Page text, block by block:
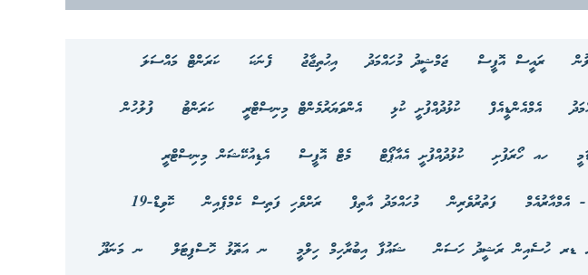
ރައީސް އޮފީސް ޖަމްޝީދު މުހައްމަދު އިޙުތިޖާޖު ފެނަކަ
ކަރަންޓް މައްސަލަ
އެމްއެންޑީއެފް ކުޅުދުއްފުށީ ކުޅި އެންވަޔަރުމެންޓް މިނިސްޓްރީ ކަރަންޓު
ފުލުހުން
ހއ ހޯރަފުށި ކުޅުދުއްފުށީ އެއާޕޯޓް މެޓް އޮފީސް
އެޑިއުކޭޝަން މިނިސްޓްރީ
އެމްއާރުއެމް ފަތުރުވެރިން މުހައްމަދު އާތިފް ރަށްވެހި ފަތިސް ކެމްޕެއިން
ކޮވިޑް-19
ޑރ ހުސެއިން ރަޝީދު ހަސަން ޝައުފާ އިބުރާހިމް ހިލްމީ ނ އަތޮޅު ހޮސްޕިޓަލް
ނ މަނަދޫ